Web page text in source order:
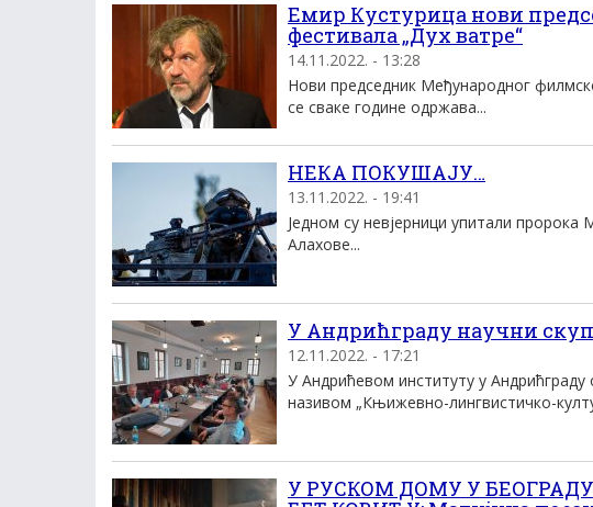
Емир Кустурица нови
фестивала „Дух ватре“
14.11.2022. - 13:28
Нови председник Међународног
се сваке године одржава...
НЕКА ПОКУШАЈУ…
13.11.2022. - 19:41
Једном су невјерници упитали
Алахове...
У Андрићграду научни скуп
12.11.2022. - 17:21
У Андрићевом институту у
називом „Књижевно-лингвистичко-
У РУСКОМ ДОМУ У